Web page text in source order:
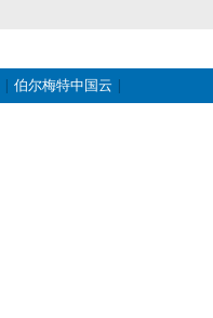
伯尔梅特中国云